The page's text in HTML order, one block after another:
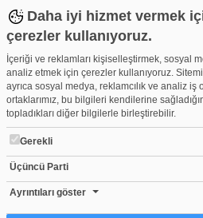
Daha iyi hizmet vermek
çerezler kullanıyoruz.
İçeriği ve reklamları kişiselleştirmek, sosyal
analiz etmek için çerezler kullanıyoruz.
ayrıca sosyal medya, reklamcılık ve analiz iş
ortaklarımız, bu bilgileri kendilerine
topladıkları diğer bilgilerle birleştirebilir.
Gerekli
Üçüncü Parti
Ayrıntıları göster
Bursaspor maçını fırtına vurdu